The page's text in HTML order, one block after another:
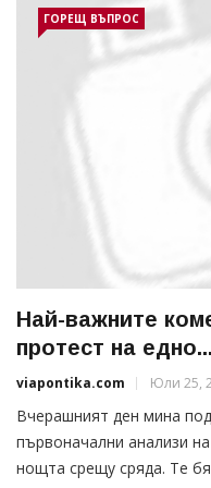
ГОРЕЩ ВЪПРОС
Най-важните
протест на едно...
viapontika.com Юли 25,
Вчерашният ден мина
първоначални анализи
нощта срещу сряда. Те